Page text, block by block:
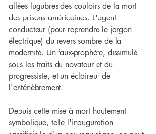
allées lugubres des couloirs de la mort
des prisons américaines. L'agent
conducteur (pour reprendre le jargon
électrique) du revers sombre de la
modernité. Un faux-prophète, dissimulé
sous les traits du novateur et du
progressiste, et un éclaireur de
l'enténèbrement.
Depuis cette mise à mort hautement
symbolique, telle l'inauguration